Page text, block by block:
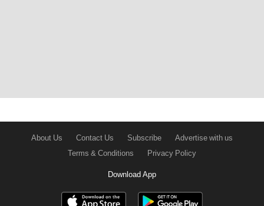
About Us Contact Us Subscribe
Advertise with us
Terms & Conditions
Privacy Policy
Download App